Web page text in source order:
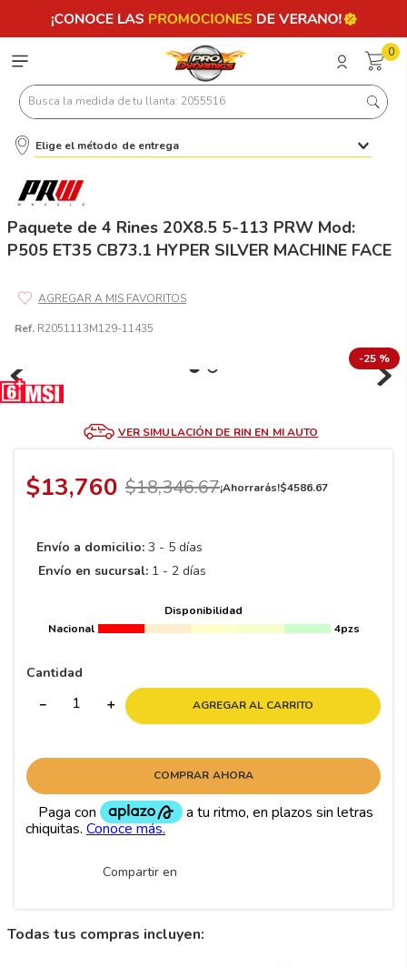
0
Busca la medida de tu llanta: 2055516
Elige el método de entrega
Paquete de 4 Rines 20X8.5 5-113 PRW Mod:
P505 ET35 CB73.1 HYPER SILVER MACHINE FACE
Ref. R2051113M129-11435
-25 %
VER SIMULACIÓN DE RIN EN MI AUTO
$13,760 $18,346.67¡Ahorrarás!$4586.67
Envío a domicilio: 3 - 5 días
Envío en sucursal: 1 - 2 días
Disponibilidad
Nacional
4pzs
Cantidad
＋
－ AGREGAR AL CARRITO
COMPRAR AHORA
Compartir en
Todas tus compras incluyen:
Términos más buscados
3 225
7.245
9.195